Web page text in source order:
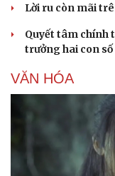
Lời ru còn mãi
Quyết tâm chính
trưởng hai con số
VĂN HÓA